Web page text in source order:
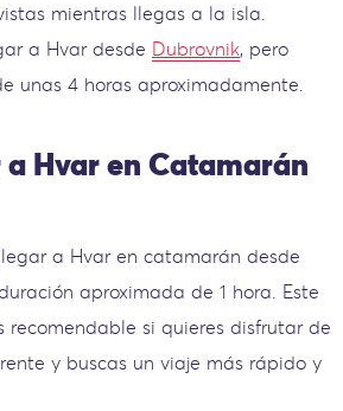
mientras llegas a la isla.
a Hvar desde Dubrovnik, pero
unas 4 horas aproximadamente.
Hvar en Catamarán
a Hvar en catamarán desde
aproximada de 1 hora. Este
si quieres disfrutar de
y buscas un viaje más rápido y